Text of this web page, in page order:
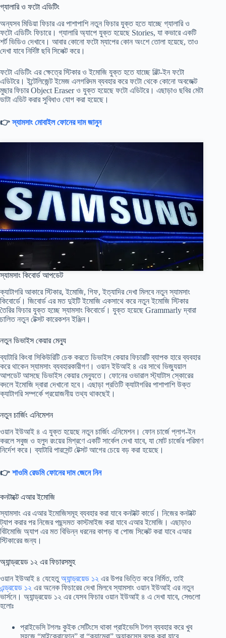
গ্যালারি ও ফটো এডিটিং
অন্যসব মিডিয়া ফিচার এর পাশাপাশি নতুন ফিচার যুক্ত হতে যাচ্ছে গ্যালারি ও
ফটো এডিটিং ফিচারে। গ্যালারি অ্যাপে যুক্ত হয়েছে Stories, যা কভারে একটি
শর্ট ভিডিও দেখাবে। আবার কোনো ফটো ম্যাপের কোন অংশে তোলা হয়েছে, তাও
দেখা যাবে নির্দিষ্ট ছবি সিলেক্ট করে।
ফটো এডিটিং এর ক্ষেত্রে স্টিকার ও ইমোজি যুক্ত হতে যাচ্ছে বিল্ট-ইন ফটো
এডিটরে। ইন্টেলিজেন্ট ইমেজ এলগরিদম ব্যবহার করে ফটো থেকে কোনো অবজেক্ট
মুছার ফিচার Object Eraser ও যুক্ত হয়েছে ফটো এডিটরে। এছাড়াও ছবির মেটা
ডাটা এডিট করার সুবিধাও যোগ করা হয়েছে।
👉স্যামসাং মোবাইল ফোনের দাম জানুন
স্যামসাং কিবোর্ড আপডেট
ক্যাটাগরি আকারে স্টিকার, ইমোজি, গিফ, ইত্যাদির দেখা মিলবে নতুন স্যামসাং
কিবোর্ডে। জিবোর্ড এর মত দুইটি ইমোজি একসাথে করে নতুন ইমোজি স্টিকার
তৈরির ফিচার যুক্ত হচ্ছে স্যামসাং কিবোর্ডে। যুক্ত হয়েছে Grammarly দ্বারা
চালিত নতুন টেক্সট কারেকশন ইঞ্জিন।
নতুন ডিভাইস কেয়ার মেন্যু
ব্যাটারি কিংবা সিকিউরিটি চেক করতে ডিভাইস কেয়ার ফিচারটি ব্যাপক হারে ব্যবহার
করে থাকেন স্যামসাং ব্যবহারকারীগণ। ওয়ান ইউআই ৪ এর সাথে ভিজ্যুয়াল
আপডেট আসছে ডিভাইস কেয়ার মেন্যুতে। ফোনের ওভারাল স্ট্যাটাস স্কোরের
বদলে ইমোজি দ্বারা দেখানো হবে। এছাড়া প্রতিটি ক্যাটাগরির পাশাপাশি উক্ত
ক্যাটাগরি সম্পর্কে প্রয়োজনীয় তথ্য থাকছেই।
নতুন চার্জিং এনিমেশন
ওয়ান ইউআই ৪ এ যুক্ত হয়েছে নতুন চার্জিং এনিমেশন। ফোন চার্জে প্লাগ-ইন
করলে সবুজ ও হলুদ রংয়ের মিশ্রণে একটি সার্কেল দেখা যাবে, যা মোট চার্জের পরিমাণ
নির্দেশ করে। ব্যাটারি পারসেন্ট টেক্সট আগের চেয়ে বড় করা হয়েছে।
👉 শাওমি রেডমি ফোনের দাম জেনে নিন
কনটাক্টে এআর ইমোজি
স্যামসাং এর এআর ইমোজিসমূহ ব্যবহার করা যাবে কনটাক্ট কার্ডে। নিজের কনটাক্ট
ট্যাপ করার পর নিজের পছন্দমত কাস্টমাইজ করা যাবে এআর ইমোজি। এছাড়াও
বিটমোজি অ্যাপ এর মত বিভিন্ন ধরনের কাপড় বা পোজ সিলেক্ট করা যাবে এআর
স্টিকারের জন্য।
অ্যান্ড্রয়েড ১২ এর ফিচারসমুহ
ওয়ান ইউআই ৪ যেহেতুঅ্যান্ড্রয়েড ১২ এর উপর ভিত্তি করে নির্মিত, তাই
এন্ড্রয়েড ১২ এর অনেক ফিচারের দেখা মিলবে স্যামসাং ওয়ান ইউআই এর নতুন
ভার্সনে। অ্যান্ড্রয়েড ১২ এর যেসব ফিচার ওয়ান ইউআই ৪ এ দেখা যাবে, সেগুলো
হলোঃ
প্রাইভেসি টগলঃ কুইক সেটিংসে থাকা প্রাইভেসি টগল ব্যবহার করে খুব